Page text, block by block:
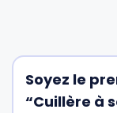
Soyez le
“Cuillère à